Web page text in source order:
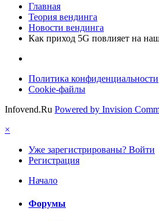
Главная
Теория вендинга
Новости вендинга
Как приход 5G повлияет на
Политика конфиденциальности
Cookie-файлы
Infovend.Ru Powered by Invision
×
Уже зарегистрированы? Войти
Регистрация
Начало
Форумы